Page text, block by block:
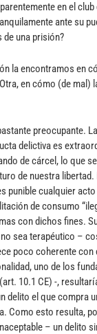
en el
ante su
de una prisión?
la encontramos en
en cómo (de mal)
preocupante.
delictiva es
de cárcel, lo que
de nuestra
punible cualquier
de consumo
con dichos fines.
sea terapéutico –
poco coherente con
uno de los
10.1 CE) -,
delito el que compra
Como esto resulta,
– un delito